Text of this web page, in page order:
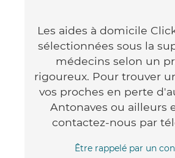
Les aides à domicile
sélectionnées sous la
médecins selon un
rigoureux. Pour trouver
vos proches en perte
Antonaves ou ailleurs
contactez-nous par
Être rappelé par un